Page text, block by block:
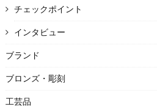
チェックポイント
インタビュー
ブランド
ブロンズ・彫刻
工芸品